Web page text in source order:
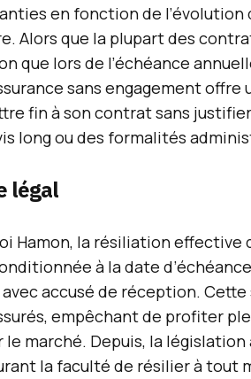
en fonction de
Alors que la plupart des
que lors de l’échéance
sans engagement offre
fin à son contrat sans
long ou des formalités
légal
Hamon, la résiliation effective
à la date
accusé de réception.
empêchant de profiter
marché. Depuis, la législation
la faculté de résilier à tout